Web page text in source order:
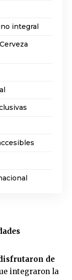
integral
de
integraron la